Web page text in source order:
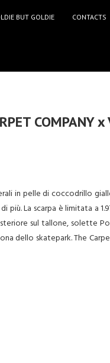
BUT GOLDIE CONTACTS
COMPANY
in pelle di coccodrillo
più. La scarpa è limitata a
sul tallone, solette
dello skatepark. The